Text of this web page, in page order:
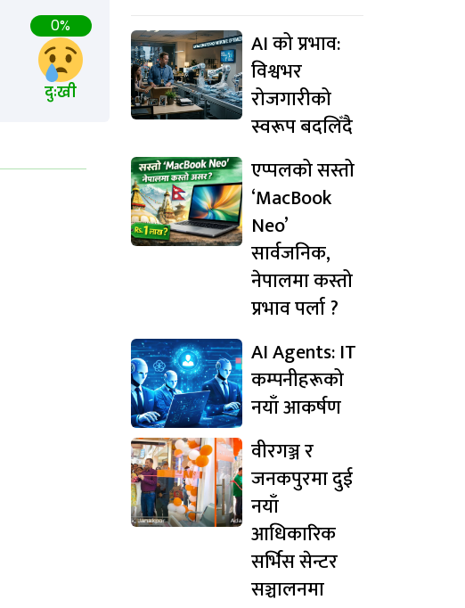
0%
दुःखी
AI को प्रभाव:
विश्वभर
रोजगारीको
स्वरूप बदलिँदै
एप्पलको सस्तो
‘MacBook
Neo’
सार्वजनिक,
नेपालमा कस्तो
प्रभाव पर्ला ?
AI Agents: IT
कम्पनीहरूको
नयाँ आकर्षण
वीरगञ्ज र
जनकपुरमा दुई
नयाँ
आधिकारिक
सर्भिस सेन्टर
सञ्चालनमा